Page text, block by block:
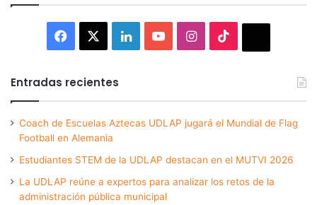
Facebook LinkedInYouTubeInstagram
Entradas recientes
Coach de Escuelas Aztecas UDLAP jugará el Mundial de Flag
Football en Alemania
Estudiantes STEM de la UDLAP destacan en el MUTVI 2026
La UDLAP reúne a expertos para analizar los retos de la
administración pública municipal